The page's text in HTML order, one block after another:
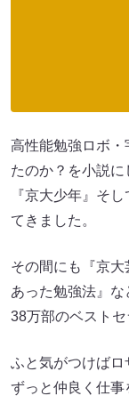
高性能勉強ロボ・
たのか？を小説に
『京大少年』そ
てきました。
その間にも『京
あった勉強法』
38万部のベストセ
ふと気がつけばロ
ずっと仲良く仕事